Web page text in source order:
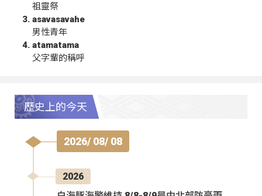
祖靈祭
asavasavahe
男性青年
atamatama
父字輩的稱呼
歷史上的今天
2026/ 08/ 08
2026